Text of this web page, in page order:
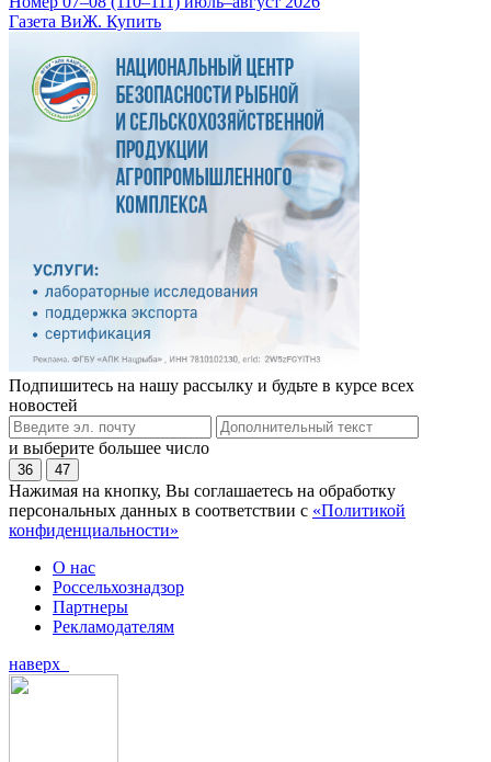
Газета ВиЖ. Купить
Подпишитесь на нашу рассылку и будьте в курсе всех
новостей
и выберите большее число
36 47
Нажимая на кнопку, Вы соглашаетесь на обработку
персональных данных в соответствии с «Политикой
конфиденциальности»
О нас
Россельхознадзор
Партнеры
Рекламодателям
наверх